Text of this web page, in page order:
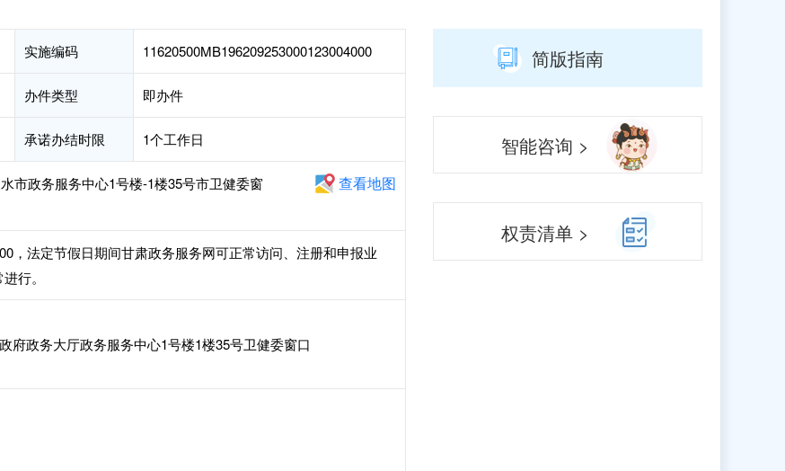
实施编码 11620500MB196209253000123004000
办件类型 即办件
承诺办结时限 1个工作日
市政务服务中心1号楼-1楼35号市卫健委窗
查看地图
，法定节假日期间甘肃政务服务网可正常访问、注册和申报业
行。
府政务大厅政务服务中心1号楼1楼35号卫健委窗口
简版指南
智能咨询 >
权责清单 >